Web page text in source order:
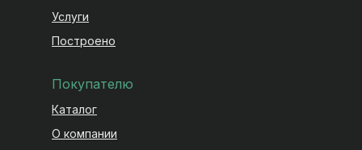
Услуги
Построено
Каталог
О компании
Покупателю